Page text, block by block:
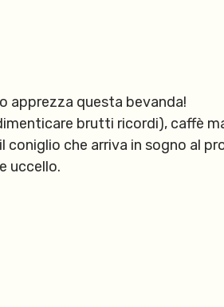
apprezza questa bevanda!
brutti ricordi), caffè
che arriva in sogno al
uccello.